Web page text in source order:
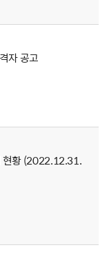
자 공고
현황 (2022.12.31.